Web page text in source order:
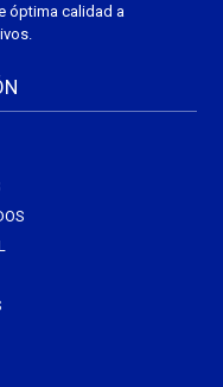
óptima calidad a